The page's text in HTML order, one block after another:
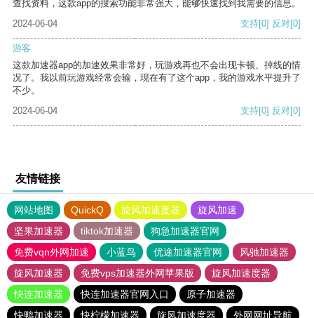
查找资料，这款app的搜索功能非常强大，能够快速找到我需要的信息。
2024-06-04
支持[0] 反对[0]
游客
这款加速器app的加速效果非常好，玩游戏再也不会出现卡顿、掉线的情
况了。我以前玩游戏经常会输，现在有了这个app，我的游戏水平提升了
不少。
2024-06-04
支持[0] 反对[0]
友情链接
网站地图 QuickQ 旋风加速度器
旋风加速
坚果加速器
tiktok加速器
狗急加速器官网
免费vqn外网加速
小蓝鸟 优途加速器官网
风驰加速器
旋风加速器
免费vps加速器外网苹果版
旋风加速度器
快连加速器
快连加速器官网入口
原子加速器
快鸭加速器
快柠檬加速器 旋风加速度器 外网网址导航